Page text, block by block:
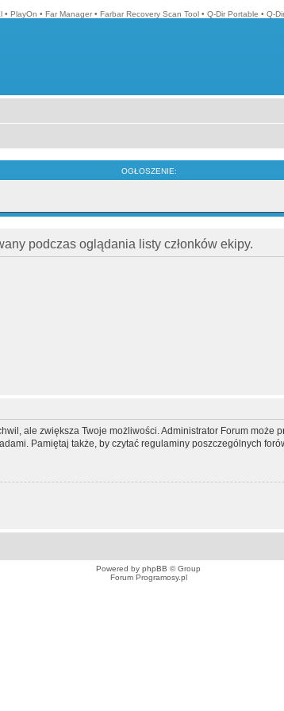
• PlayOn • Far Manager • Farbar Recovery Scan Tool • Q-Dir Portable • Q-Dir
OGŁOSZENIE:
podczas oglądania listy członków ekipy.
ale zwiększa Twoje możliwości. Administrator Forum
Pamiętaj także, by czytać regulaminy poszczególnych
Powered by phpBB © Group
Forum Programosy.pl